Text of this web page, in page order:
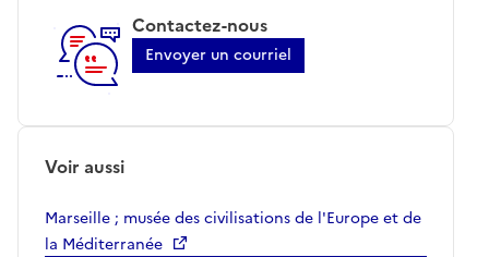
Contactez-nous
Envoyer un courriel
Voir aussi
Marseille ; musée des civilisations de l'Europe et de
la Méditerranée